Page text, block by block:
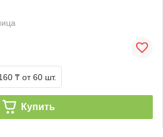
₸ от 60 шт.
Купить